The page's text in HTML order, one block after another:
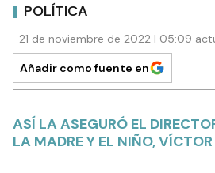
POLÍTICA
21 de noviembre de 2022 | 05:09
Añadir como fuente en
ASÍ LA ASEGURÓ EL
LA MADRE Y EL NIÑO,